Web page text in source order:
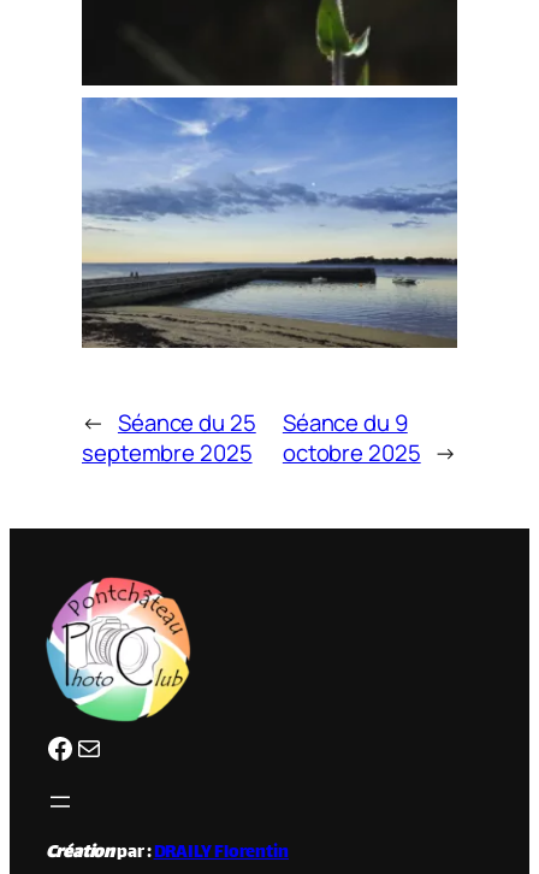
← Séance du 25
septembre 2025
Séance du 9
octobre 2025 →
Facebook clubphotopontchateau@gmail.com
Créationpar :DRAILY Florentin